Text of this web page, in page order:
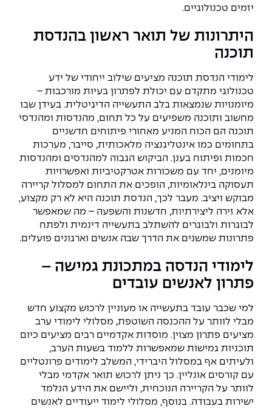
יזמים טכנולוגיים.
היתרונות של תואר ראשון בהנדסת
תוכנה
לימודי הנדסת תוכנה מציעים שילוב ייחודי של ידע
טכנולוגי מתקדם עם יכולת לפתרון בעיות מורכבות –
מיומנויות שנמצאות בלב התעשייה הדיגיטלית. בעידן שבו
מחשוב ותוכנה משפיעים על כל תחום, מהנדסות ומהנדסי
תוכנה הם הכוח המניע מאחורי פיתוחים חדשניים
בתחומים כמו אינטליגנציה מלאכותית, סייבר, מערכות
חכמות ופיתוח בענן. הביקוש הגבוה למהנדסים ומהנדסות
מיומנים, יחד עם משכורות אטרקטיביות ואפשרויות
תעסוקה בינלאומיות, הופכים את התחום למסלול קריירה
מבוקש ויציב. מעבר לכך, הנדסת תוכנה היא לא רק מקצוע,
אלא זירה ליצירתיות, חדשנות והשפעה – מה שמאפשר
לבוגרות ולבוגרים להשתלב בתעשייה דינמית ולפתח
פתרונות שמשנים את הדרך שבה אנשים וארגונים פועלים.
לימודי הנדסה במתכונת גמישה –
פתרון לאנשים עובדים
למי שכבר עובד בתעשייה או מעוניין לרכוש מקצוע חדש
מבלי לוותר על ההכנסה השוטפת, מסלולי לימודי ערב
מציעים פתרון מצוין. מוסדות אקדמיים רבים מציעים כיום
תוכניות גמישות שמאפשרות ללמוד בשעות הערב,
ולעיתים אף במסלול היברידי, המשלב לימודים פרונטליים
עם קורסים אונליין. כך ניתן לרכוש תואר אקדמי מבלי
לוותר על הקריירה הנוכחית, וליישם את הידע הנלמד
ישירות בעבודה. בנוסף, מסלולי לימוד ייעודיים לאנשים